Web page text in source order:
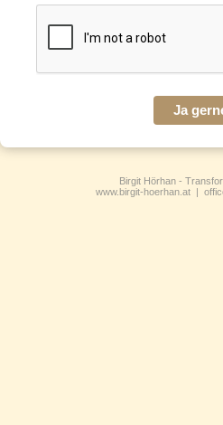
Ja
Birgit Hörhan -
www.birgit-hoerhan.at |